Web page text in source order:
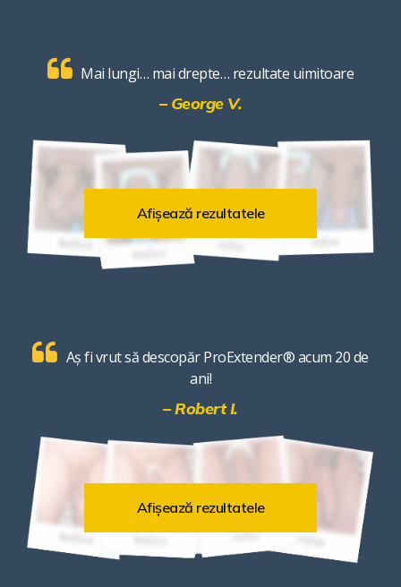
Mai lungi… mai drepte… rezultate uimitoare
– George V.
Afișează rezultatele
Aș fi vrut să descopăr ProExtender® acum 20 de
ani!
– Robert I.
Afișează rezultatele